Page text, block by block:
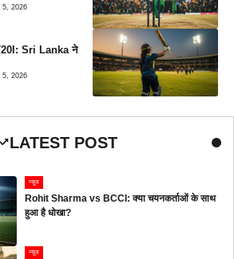
5, 2026
Sri Lanka ने
5, 2026
LATEST POST
न्यूज
Rohit Sharma vs BCCI: क्या चयनकर्ताओं के साथ
हुआ है धोखा?
न्यूज